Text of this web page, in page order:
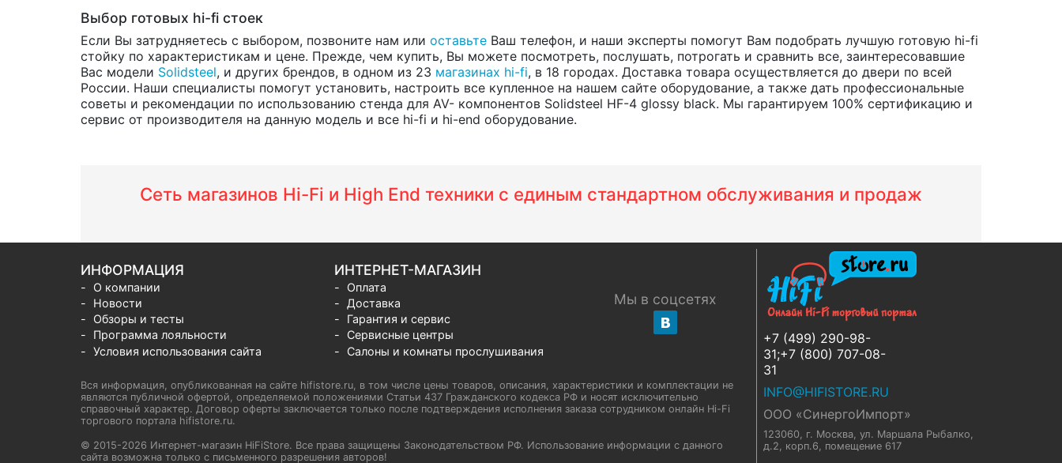
Выбор готовых hi-fi стоек
Если Вы затрудняетесь с выбором, позвоните нам или оставьте Ваш телефон, и наши эксперты помогут Вам подобрать лучшую готовую hi-fi
стойку по характеристикам и цене. Прежде, чем купить, Вы можете посмотреть, послушать, потрогать и сравнить все, заинтересовавшие
Вас модели Solidsteel, и других брендов, в одном из 23 магазинах hi-fi, в 18 городах. Доставка товара осуществляется до двери по всей
России. Наши специалисты помогут установить, настроить все купленное на нашем сайте оборудование, а также дать профессиональные
советы и рекомендации по использованию стенда для AV- компонентов Solidsteel HF-4 glossy black. Мы гарантируем 100% сертификацию и
сервис от производителя на данную модель и все hi-fi и hi-end оборудование.
Сеть магазинов Hi-Fi и High End техники с единым стандартном обслуживания и продаж
+7 (499) 290-98-
31;+7 (800) 707-08-
31
INFO@HIFISTORE.RU
ООО «СинергоИмпорт»
123060, г. Москва ул. Маршала Рыбалко,
д.2, корп.6, помещение 617
ИНФОРМАЦИЯ
О компании
Новости
Обзоры и тесты
Программа лояльности
Условия использования сайта
ИНТЕРНЕТ-МАГАЗИН
Оплата
Доставка
Гарантия и сервис
Сервисные центры
Салоны и комнаты прослушивания
Мы в соцсетях
Вся информация, опубликованная на сайте hifistore.ru, в том числе цены товаров, описания, характеристики и комплектации не
являются публичной офертой, определяемой положениями Статьи 437 Гражданского кодекса РФ и носят исключительно
справочный характер. Договор оферты заключается только после подтверждения исполнения заказа сотрудником онлайн Hi-Fi
торгового портала hifistore.ru.
© 2015-2026 Интернет-магазин HiFiStore. Все права защищены Законодательством РФ. Использование информации с данного
сайта возможна только с письменного разрешения авторов!